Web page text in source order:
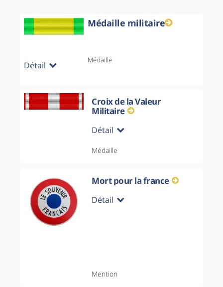
Médaille militaire
Détail Médaille
Croix de la Valeur
Militaire
Détail
Médaille
Mort pour la france
Détail
Mention